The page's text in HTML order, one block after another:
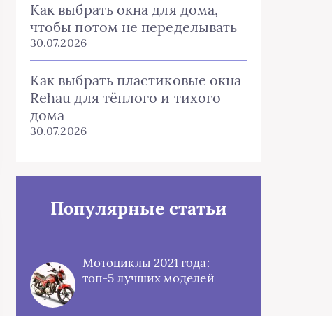
Как выбрать окна для дома,
чтобы потом не переделывать
30.07.2026
Как выбрать пластиковые окна
Rehau для тёплого и тихого
дома
30.07.2026
Популярные статьи
Мотоциклы 2021 года:
топ-5 лучших моделей